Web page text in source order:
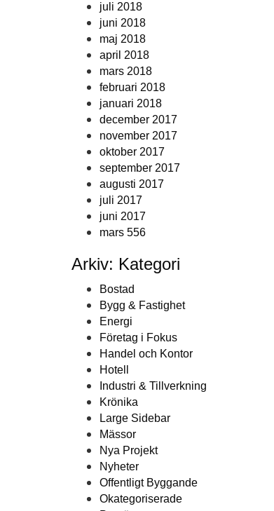
juli 2018
juni 2018
maj 2018
april 2018
mars 2018
februari 2018
januari 2018
december 2017
november 2017
oktober 2017
september 2017
augusti 2017
juli 2017
juni 2017
mars 556
Arkiv: Kategori
Bostad
Bygg & Fastighet
Energi
Företag i Fokus
Handel och Kontor
Hotell
Industri & Tillverkning
Krönika
Large Sidebar
Mässor
Nya Projekt
Nyheter
Offentligt Byggande
Okategoriserade